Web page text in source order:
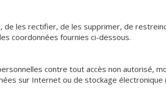
de les rectifier, de les supprimer, de
coordonnées fournies ci-dessous.
contre tout accès non autorisé,
sur Internet ou de stockage électronique